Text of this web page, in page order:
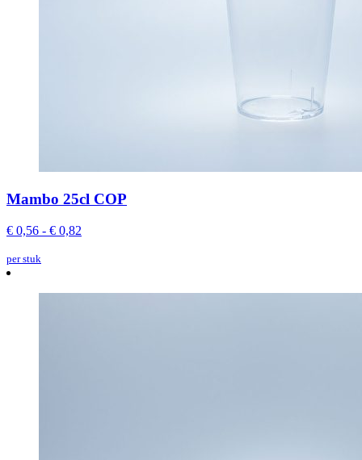
Mambo 25cl COP
€ 0,56 - € 0,82
per stuk